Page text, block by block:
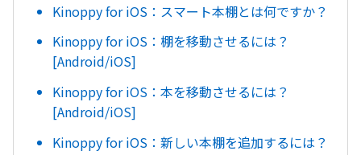
Kinoppy for iOS：スマート本棚とは何ですか？
Kinoppy for iOS：棚を移動させるには？
[Android/iOS]
Kinoppy for iOS：本を移動させるには？
[Android/iOS]
Kinoppy for iOS：新しい本棚を追加するには？